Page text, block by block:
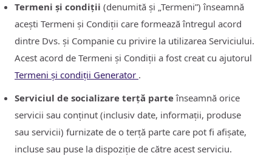
Termeni și condiții (denumită și „Termeni”) înseamnă
acești Termeni și Condiții care formează întregul acord
dintre Dvs. și Companie cu privire la utilizarea Serviciului.
Acest acord de Termeni și Condiții a fost creat cu ajutorul
Termeni și condiții Generator .
Serviciul de socializare terță parteînseamnă orice
servicii sau conținut (inclusiv date, informații, produse
sau servicii) furnizate de o terță parte care pot fi afișate,
incluse sau puse la dispoziție de către acest serviciu.